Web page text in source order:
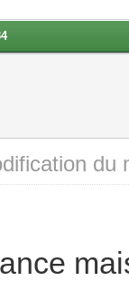
du